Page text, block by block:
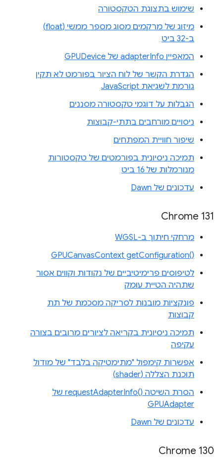
שימוש בתצוגת הטקסטורה
מיזוג של מרקמים מסוג מספר ממשי (float)
ב-32 ביט
המאפיין adapterInfo של GPUDevice
הגדרת הקשר של לוח הציור בפורמט לא תקין
גורמת לשגיאת JavaScript
הגבלות על דוגמי טקסטורה מסננים
ניסויים מורחבים בתתי-קבוצות
שיפור חוויית המפתחים
תמיכה ניסיונית בפורמטים של טקסטורות
מנורמלות של 16 ביט
עדכונים של Dawn
Chrome 131
מרחקי חיתוך ב-WGSL
‎GPUCanvasContext getConfiguration‎()‎
לטיפוסים פרימיטיביים של נקודות וקווים אסור
שתהיה הטיית עומק
פונקציות מובנות לסריקה מסכמת של תת
קבוצות
תמיכה ניסיונית בקריאה לציורים מרובים בצורה
עקיפה
אפשרות קימפול "מתימטיקה בלבד" של מודול
תוכנת הצללה (shader)
הסרת השיטה requestAdapterInfo()‎ של
GPUAdapter
עדכונים של Dawn
Chrome 130